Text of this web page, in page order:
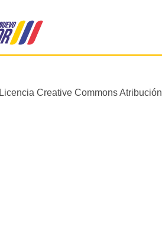
Licencia Creative Commons